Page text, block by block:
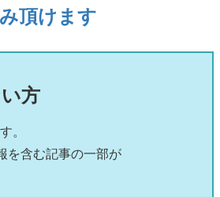
頂けます
方
。
を含む記事の一部が